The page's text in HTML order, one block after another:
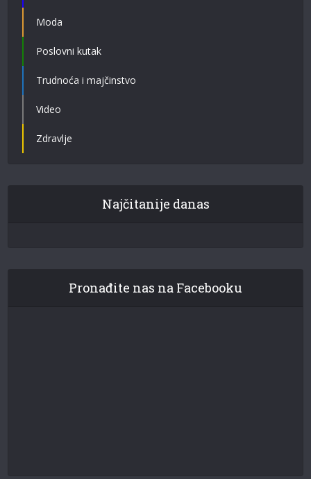
Moda
Poslovni kutak
Trudnoća i majčinstvo
Video
Zdravlje
Najčitanije danas
Pronađite nas na Facebooku